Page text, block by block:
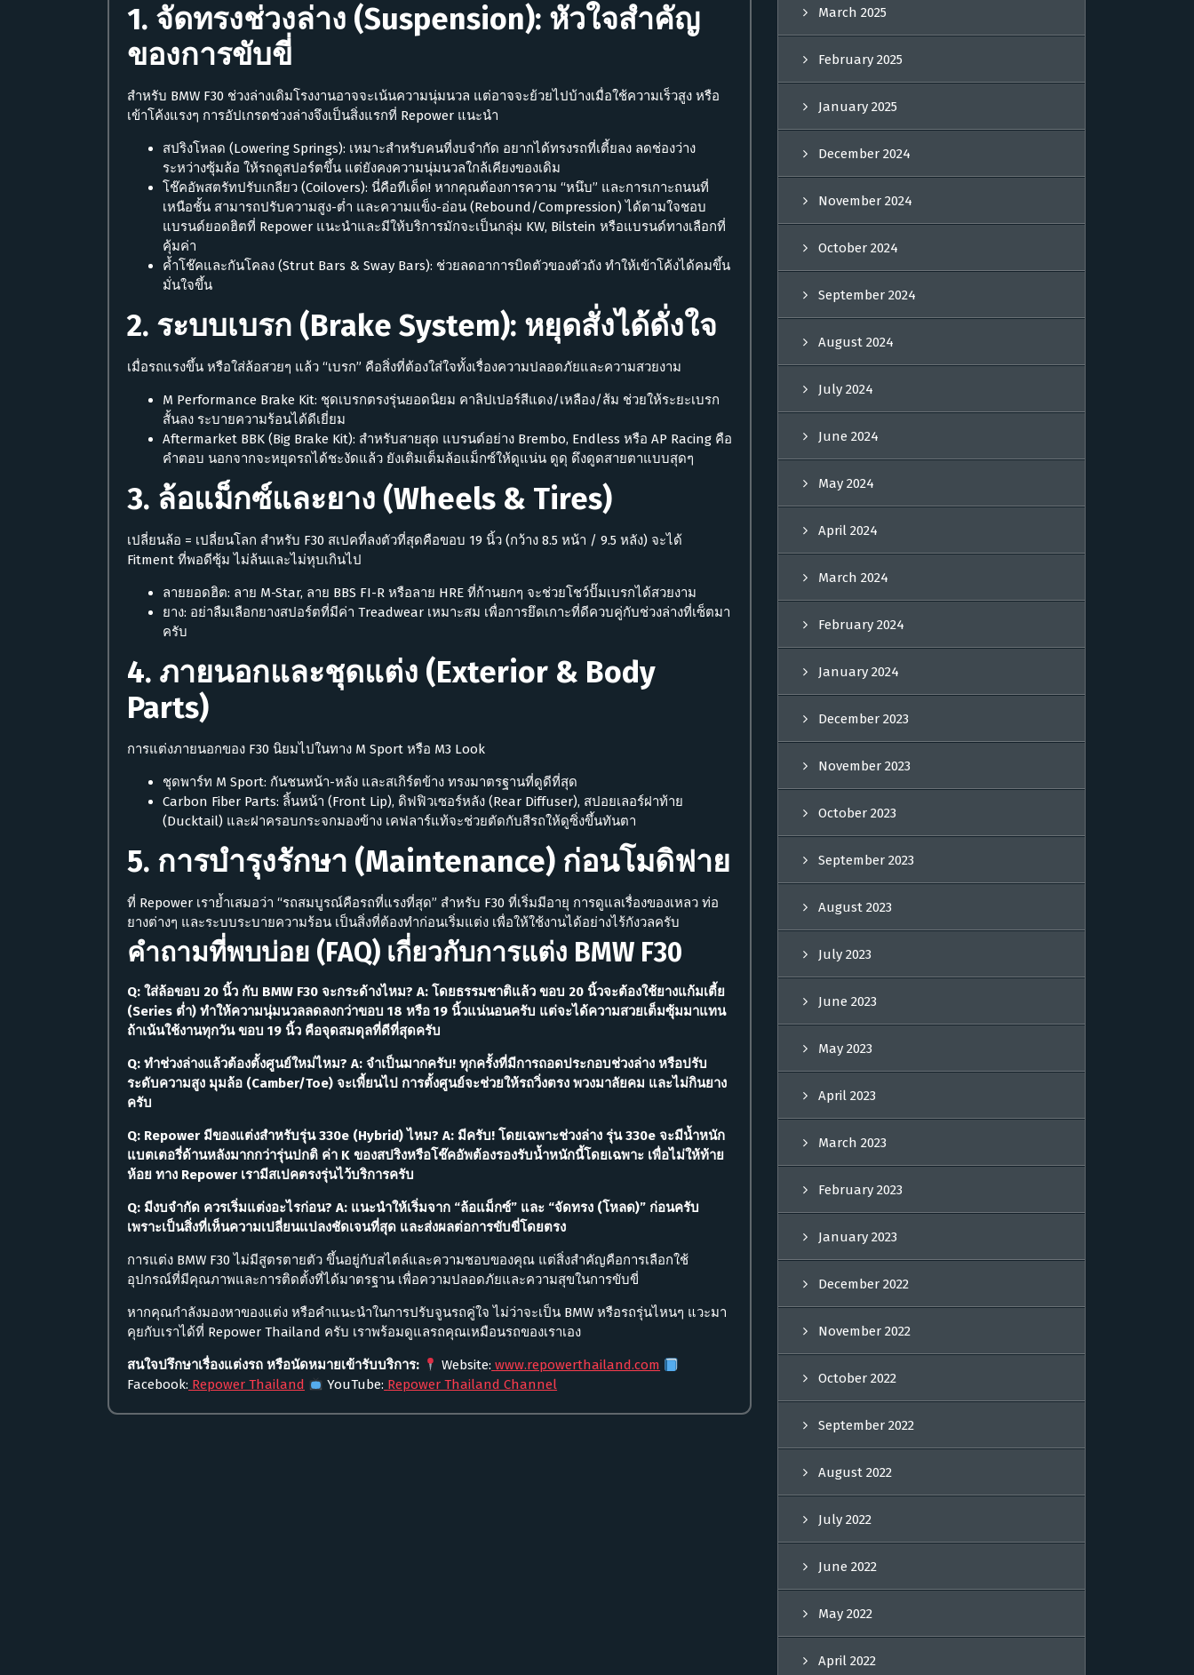
1. จัดทรงช่วงล่าง (Suspension): หัวใจสำคัญ
ของการขับขี่
สำหรับ BMW F30 ช่วงล่างเดิมโรงงานอาจจะเน้นความนุ่มนวล แต่อาจจะย้วยไปบ้างเมื่อใช้ความเร็วสูง หรือ
เข้าโค้งแรงๆ การอัปเกรดช่วงล่างจึงเป็นสิ่งแรกที่ Repower แนะนำ
สปริงโหลด (Lowering Springs): เหมาะสำหรับคนที่งบจำกัด อยากได้ทรงรถที่เตี้ยลง ลดช่องว่าง
ระหว่างซุ้มล้อ ให้รถดูสปอร์ตขึ้น แต่ยังคงความนุ่มนวลใกล้เคียงของเดิม
โช๊คอัพสตรัทปรับเกลียว (Coilovers): นี่คือทีเด็ด! หากคุณต้องการความ “หนึบ” และการเกาะถนนที่
เหนือชั้น สามารถปรับความสูง-ต่ำ และความแข็ง-อ่อน (Rebound/Compression) ได้ตามใจชอบ
แบรนด์ยอดฮิตที่ Repower แนะนำและมีให้บริการมักจะเป็นกลุ่ม KW, Bilstein หรือแบรนด์ทางเลือกที่
คุ้มค่า
ค้ำโช๊คและกันโคลง (Strut Bars & Sway Bars): ช่วยลดอาการบิดตัวของตัวถัง ทำให้เข้าโค้งได้คมขึ้น
มั่นใจขึ้น
2. ระบบเบรก (Brake System): หยุดสั่งได้ดั่งใจ
เมื่อรถแรงขึ้น หรือใส่ล้อสวยๆ แล้ว “เบรก” คือสิ่งที่ต้องใส่ใจทั้งเรื่องความปลอดภัยและความสวยงาม
M Performance Brake Kit: ชุดเบรกตรงรุ่นยอดนิยม คาลิปเปอร์สีแดง/เหลือง/ส้ม ช่วยให้ระยะเบรก
สั้นลง ระบายความร้อนได้ดีเยี่ยม
Aftermarket BBK (Big Brake Kit): สำหรับสายสุด แบรนด์อย่าง Brembo, Endless หรือ AP Racing คือ
คำตอบ นอกจากจะหยุดรถได้ชะงัดแล้ว ยังเติมเต็มล้อแม็กซ์ให้ดูแน่น ดูดุ ดึงดูดสายตาแบบสุดๆ
3. ล้อแม็กซ์และยาง (Wheels & Tires)
เปลี่ยนล้อ = เปลี่ยนโลก สำหรับ F30 สเปคที่ลงตัวที่สุดคือขอบ 19 นิ้ว (กว้าง 8.5 หน้า / 9.5 หลัง) จะได้
Fitment ที่พอดีซุ้ม ไม่ล้นและไม่หุบเกินไป
ลายยอดฮิต: ลาย M-Star, ลาย BBS FI-R หรือลาย HRE ที่ก้านยกๆ จะช่วยโชว์ปั๊มเบรกได้สวยงาม
ยาง: อย่าลืมเลือกยางสปอร์ตที่มีค่า Treadwear เหมาะสม เพื่อการยึดเกาะที่ดีควบคู่กับช่วงล่างที่เซ็ตมา
ครับ
4. ภายนอกและชุดแต่ง (Exterior & Body
Parts)
การแต่งภายนอกของ F30 นิยมไปในทาง M Sport หรือ M3 Look
ชุดพาร์ท M Sport: กันชนหน้า-หลัง และสเกิร์ตข้าง ทรงมาตรฐานที่ดูดีที่สุด
Carbon Fiber Parts: ลิ้นหน้า (Front Lip), ดิฟฟิวเซอร์หลัง (Rear Diffuser), สปอยเลอร์ฝาท้าย
(Ducktail) และฝาครอบกระจกมองข้าง เคฟลาร์แท้จะช่วยตัดกับสีรถให้ดูซิ่งขึ้นทันตา
5. การบำรุงรักษา (Maintenance) ก่อนโมดิฟาย
ที่ Repower เราย้ำเสมอว่า “รถสมบูรณ์คือรถที่แรงที่สุด” สำหรับ F30 ที่เริ่มมีอายุ การดูแลเรื่องของเหลว ท่อ
ยางต่างๆ และระบบระบายความร้อน เป็นสิ่งที่ต้องทำก่อนเริ่มแต่ง เพื่อให้ใช้งานได้อย่างไร้กังวลครับ
คำถามที่พบบ่อย (FAQ) เกี่ยวกับการแต่ง BMW F30
Q: ใส่ล้อขอบ 20 นิ้ว กับ BMW F30 จะกระด้างไหม? A: โดยธรรมชาติแล้ว ขอบ 20 นิ้วจะต้องใช้ยางแก้มเตี้ย
(Series ต่ำ) ทำให้ความนุ่มนวลลดลงกว่าขอบ 18 หรือ 19 นิ้วแน่นอนครับ แต่จะได้ความสวยเต็มซุ้มมาแทน
ถ้าเน้นใช้งานทุกวัน ขอบ 19 นิ้ว คือจุดสมดุลที่ดีที่สุดครับ
Q: ทำช่วงล่างแล้วต้องตั้งศูนย์ใหม่ไหม? A: จำเป็นมากครับ! ทุกครั้งที่มีการถอดประกอบช่วงล่าง หรือปรับ
ระดับความสูง มุมล้อ (Camber/Toe) จะเพี้ยนไป การตั้งศูนย์จะช่วยให้รถวิ่งตรง พวงมาลัยคม และไม่กินยาง
ครับ
Q: Repower มีของแต่งสำหรับรุ่น 330e (Hybrid) ไหม? A: มีครับ! โดยเฉพาะช่วงล่าง รุ่น 330e จะมีน้ำหนัก
แบตเตอรี่ด้านหลังมากกว่ารุ่นปกติ ค่า K ของสปริงหรือโช๊คอัพต้องรองรับน้ำหนักนี้โดยเฉพาะ เพื่อไม่ให้ท้าย
ห้อย ทาง Repower เรามีสเปคตรงรุ่นไว้บริการครับ
Q: มีงบจำกัด ควรเริ่มแต่งอะไรก่อน? A: แนะนำให้เริ่มจาก “ล้อแม็กซ์” และ “จัดทรง (โหลด)” ก่อนครับ
เพราะเป็นสิ่งที่เห็นความเปลี่ยนแปลงชัดเจนที่สุด และส่งผลต่อการขับขี่โดยตรง
การแต่ง BMW F30 ไม่มีสูตรตายตัว ขึ้นอยู่กับสไตล์และความชอบของคุณ แต่สิ่งสำคัญคือการเลือกใช้
อุปกรณ์ที่มีคุณภาพและการติดตั้งที่ได้มาตรฐาน เพื่อความปลอดภัยและความสุขในการขับขี่
หากคุณกำลังมองหาของแต่ง หรือคำแนะนำในการปรับจูนรถคู่ใจ ไม่ว่าจะเป็น BMW หรือรถรุ่นไหนๆ แวะมา
คุยกับเราได้ที่ Repower Thailand ครับ เราพร้อมดูแลรถคุณเหมือนรถของเราเอง
สนใจปรึกษาเรื่องแต่งรถ หรือนัดหมายเข้ารับบริการ: Website: www.repowerthailand.com
Facebook: Repower Thailand YouTube: Repower Thailand Channel
March 2025
February 2025
January 2025
December 2024
November 2024
October 2024
September 2024
August 2024
July 2024
June 2024
May 2024
April 2024
March 2024
February 2024
January 2024
December 2023
November 2023
October 2023
September 2023
August 2023
July 2023
June 2023
May 2023
April 2023
March 2023
February 2023
January 2023
December 2022
November 2022
October 2022
September 2022
August 2022
July 2022
June 2022
May 2022
April 2022